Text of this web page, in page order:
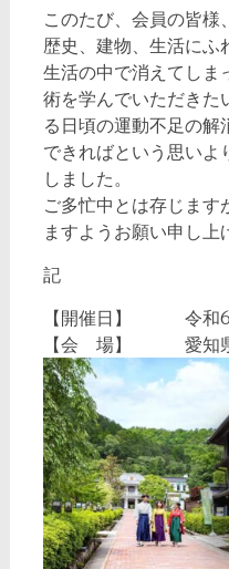
このたび、会員の皆
歴史、建物、生活にふ
生活の中で消えてしま
術を学んでいただきた
る日頃の運動不足の
できればという思いよ
しました。
ご多忙中とは存じます
ますようお願い申し上
記
【開催日】 令和6
【会 場】 愛知